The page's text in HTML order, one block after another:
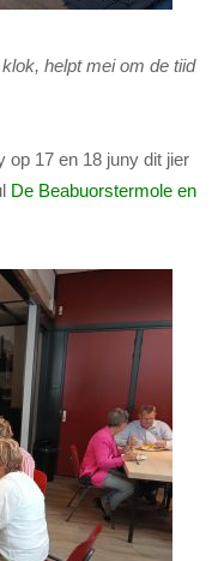
helpt mei om de tiid
op 17 en 18 juny dit jier
De Beabuorstermole en